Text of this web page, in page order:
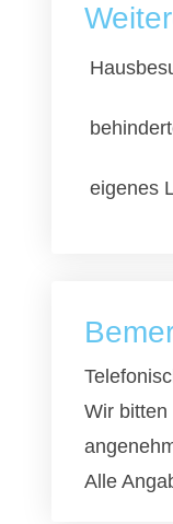
eigenes
Wir bitten
Alle